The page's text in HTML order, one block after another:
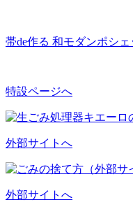
帯de作る 和モダンポシェ
特設ページへ
外部サイトへ
外部サイトへ